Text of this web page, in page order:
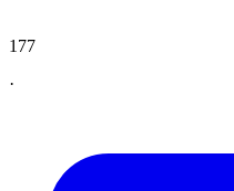
177
·